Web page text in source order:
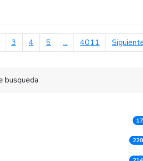
3 4 5 ... 4011
busqueda